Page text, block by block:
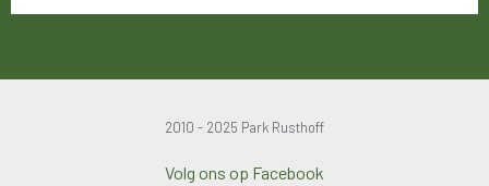
2010 - 2025 Park Rusthoff
Volg ons op Facebook